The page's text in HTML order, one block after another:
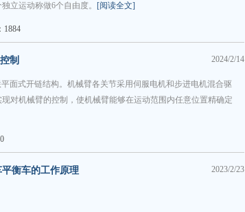
立运动称做6个自由度。 [阅读全文]
1884
2024/2/14
制
面式开链结构。机械臂各关节采用伺服电机和步进电机混合驱
对机械臂的控制，使机械臂能够在运动范围内任意位置精确定
2023/2/23
衡车的工作原理